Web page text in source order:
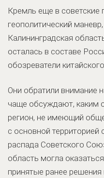
Кремль еще в советские
геополитический
Калининградская
осталась в составе
обозреватели китайского
Они обратили внимание
чаще обсуждают, каким
регион, не имеющий
с основной территорией
распада Советского
область могла
принятые ранее решения